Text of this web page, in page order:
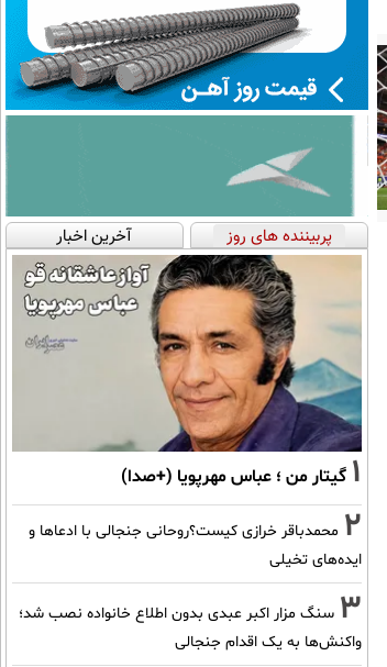
پربیننده های روز آخرین اخبار
1 گیتار من ؛ عباس مهرپویا (+صدا)
2 محمدباقر خرازی کیست؟روحانی جنجالی با ادعاها و
ایده‌های تخیلی
3 سنگ مزار اکبر عبدی بدون اطلاع خانواده نصب شد؛
واکنش‌ها به یک اقدام جنجالی